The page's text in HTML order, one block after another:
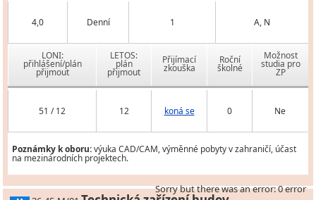
4,0 Denní 1 A, N
LONI:
přihlášení/plán
přijmout
LETOS:
plán
přijmout
Přijímací
zkouška
Roční
školné
Možnost
studia pro
ZP
51 / 12 12 koná se 0 Ne
Poznámky k oboru:výuka CAD/CAM, výměnné pobyty v zahraničí, účast
na mezinárodních projektech.
Sorry but there was an error: 0 error